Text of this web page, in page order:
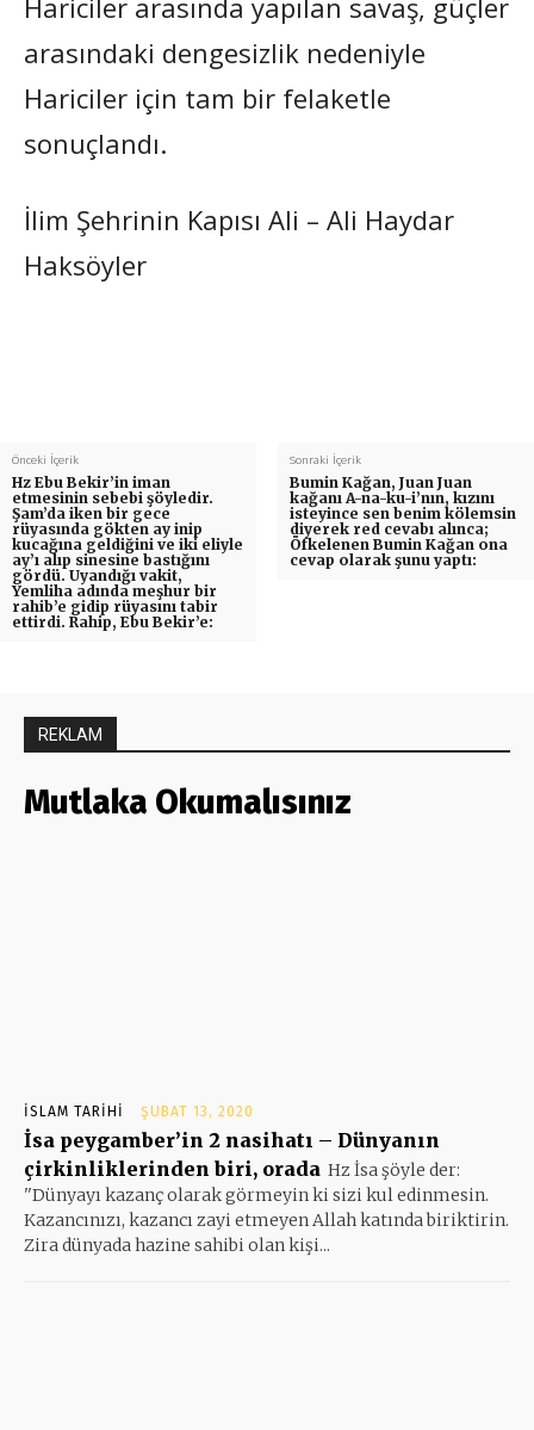
arasındaki dengesizlik nedeniyle
Hariciler için tam bir felaketle
sonuçlandı.
İlim Şehrinin Kapısı Ali – Ali Haydar
Haksöyler
Önceki İçerik
Hz Ebu Bekir’in iman
etmesinin sebebi şöyledir.
Şam’da iken bir gece
rüyasında gökten ay inip
kucağına geldiğini ve iki eliyle
ay’ı alıp sinesine bastığını
gördü. Uyandığı vakit,
Yemliha adında meşhur bir
rahib’e gidip rüyasını tabir
ettirdi. Rahip, Ebu Bekir’e:
Sonraki İçerik
Bumin Kağan, Juan Juan
kağanı A-na-ku-i’nın, kızını
isteyince sen benim kölemsin
diyerek red cevabı alınca;
Öfkelenen Bumin Kağan ona
cevap olarak şunu yaptı:
REKLAM
Mutlaka Okumalısınız
İSLAM TARIHI ŞUBAT 13, 2020
İsa peygamber’in 2 nasihatı – Dünyanın
çirkinliklerinden biri, orada Hz İsa şöyle der:
''Dünyayı kazanç olarak görmeyin ki sizi kul edinmesin.
Kazancınızı, kazancı zayi etmeyen Allah katında biriktirin.
Zira dünyada hazine sahibi olan kişi...